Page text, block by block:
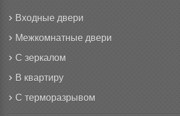
Входные двери
Межкомнатные двери
С зеркалом
В квартиру
С терморазрывом